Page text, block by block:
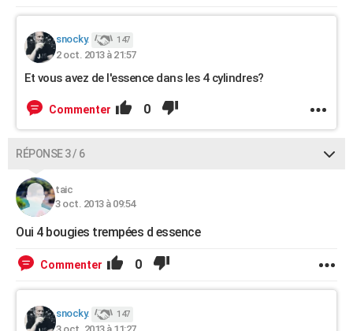
snocky. 147
2 oct. 2013 à 21:57
Et vous avez de l'essence dans les 4 cylindres?
Commenter 0
RÉPONSE 3 / 6
taic
3 oct. 2013 à 09:54
Oui 4 bougies trempées d essence
Commenter 0
snocky. 147